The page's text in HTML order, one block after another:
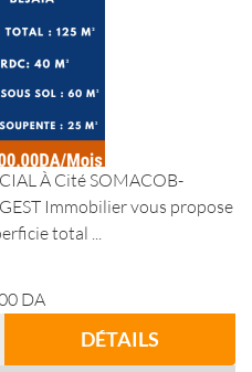
À Cité SOMACOB-
Immobilier vous propose
total ...
DA
DÉTAILS